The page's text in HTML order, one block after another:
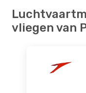
vliegen van